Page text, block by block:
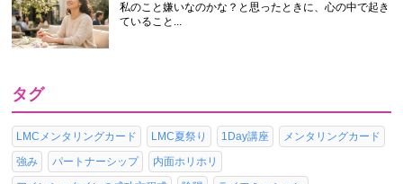
私のこと嫌いなのかな？と思ったときに、心の中で起き
ていること...
タグ
LMCメンタリングカード LMC夏祭り 1Day講座
メンタリングカード
強み
パートナーシップ
内面ホリホリ